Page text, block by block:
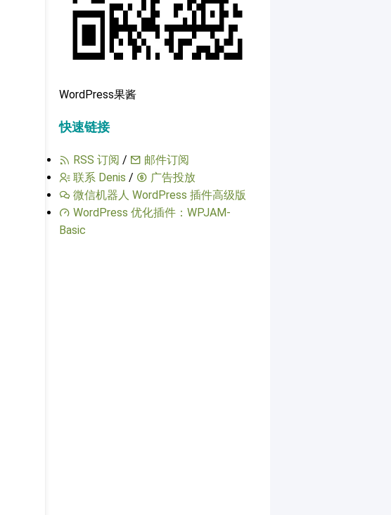
WordPress果酱
快速链接
RSS 订阅 /
邮件订阅
联系 Denis /
广告投放
微信机器人 WordPress 插件高级版
WordPress 优化插件：WPJAM-
Basic